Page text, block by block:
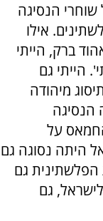
הנסיגה
אילו
ברק, הייתי
הייתי גם
מיהודה
הנסיגה
על
היתה נסוגה גם
גם
גם